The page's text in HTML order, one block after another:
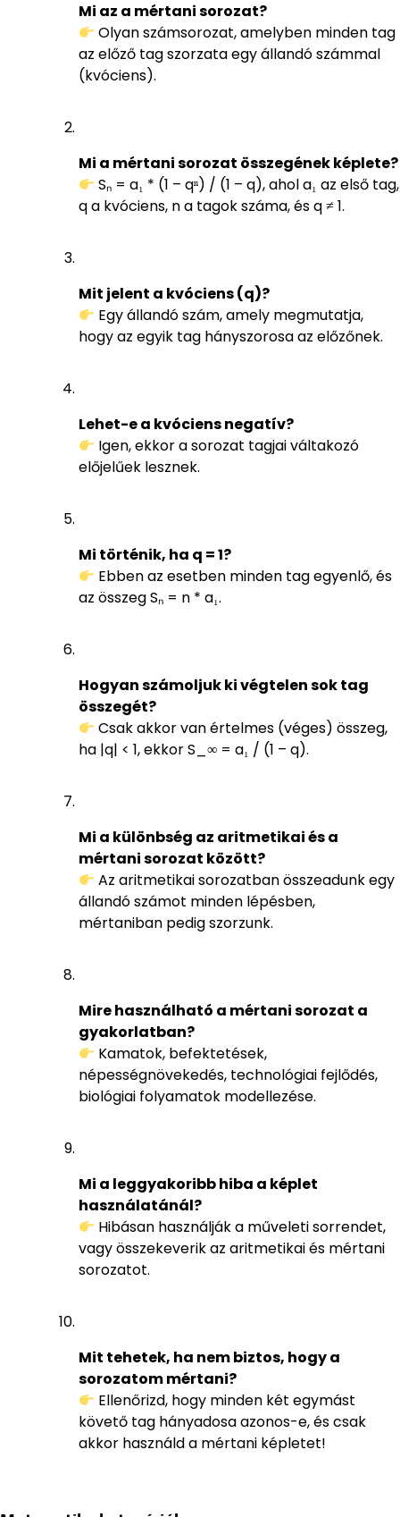
Mi az a mértani sorozat?
Olyan számsorozat, amelyben minden tag
az előző tag szorzata egy állandó számmal
(kvóciens).
Mi a mértani sorozat összegének képlete?
Sₙ = a₁ * (1 – qⁿ) / (1 – q), ahol a₁ az első tag,
q a kvóciens, n a tagok száma, és q ≠ 1.
Mit jelent a kvóciens (q)?
Egy állandó szám, amely megmutatja,
hogy az egyik tag hányszorosa az előzőnek.
Lehet-e a kvóciens negatív?
Igen, ekkor a sorozat tagjai váltakozó
előjelűek lesznek.
Mi történik, ha q = 1?
Ebben az esetben minden tag egyenlő, és
az összeg Sₙ = n * a₁.
Hogyan számoljuk ki végtelen sok tag
összegét?
Csak akkor van értelmes (véges) összeg,
ha |q| < 1, ekkor S_∞ = a₁ / (1 – q).
Mi a különbség az aritmetikai és a
mértani sorozat között?
Az aritmetikai sorozatban összeadunk egy
állandó számot minden lépésben,
mértaniban pedig szorzunk.
Mire használható a mértani sorozat a
gyakorlatban?
Kamatok, befektetések,
népességnövekedés, technológiai fejlődés,
biológiai folyamatok modellezése.
Mi a leggyakoribb hiba a képlet
használatánál?
Hibásan használják a műveleti sorrendet,
vagy összekeverik az aritmetikai és mértani
sorozatot.
Mit tehetek, ha nem biztos, hogy a
sorozatom mértani?
Ellenőrizd, hogy minden két egymást
követő tag hányadosa azonos-e, és csak
akkor használd a mértani képletet!